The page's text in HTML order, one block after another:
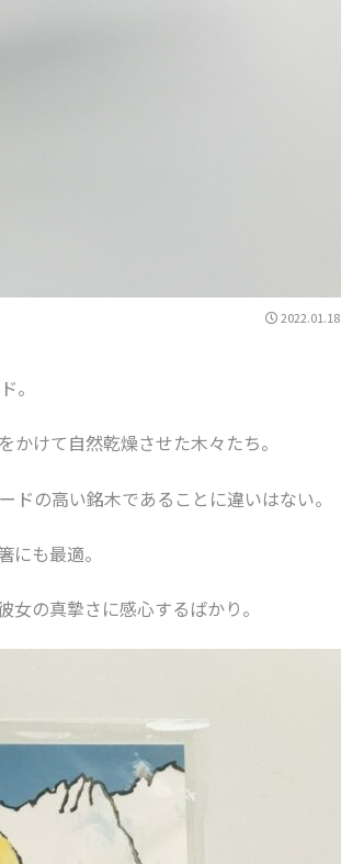
2022.01.18
。
けて自然乾燥させた木々たち。
の高い銘木であることに違いはない。
も最適。
の真摯さに感心するばかり。